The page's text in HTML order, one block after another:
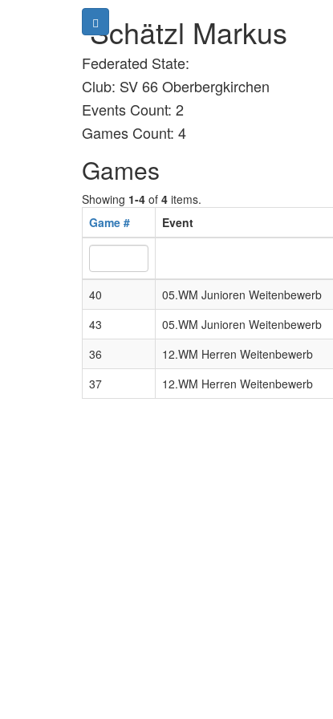
Schätzl Markus
Federated State:
Club: SV 66 Oberbergkirchen
Events Count: 2
Games Count: 4
Games
Showing 1-4 of 4 items.
Game #
Event
40
05.WM Junioren Weitenbewerb
43
05.WM Junioren Weitenbewerb
36
12.WM Herren Weitenbewerb
37
12.WM Herren Weitenbewerb